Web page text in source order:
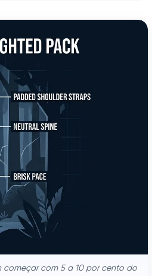
começar com 5 a 10 por cento do